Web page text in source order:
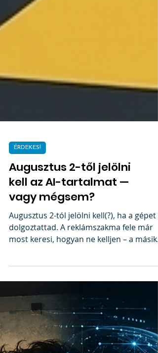
ÉRDEKES!
Augusztus 2-től jelölni
kell az AI-tartalmat —
vagy mégsem?
Augusztus 2-tól jelölni kell(?), ha a gépet
most keresi, hogyan ne kelljen – a másik
rendelet, mit kell ténylegesen feltüntetni,
és hol vannak benne azok a kiskapuk,
amiken a kreatív szakma kényelmesen
kifér. Plusz a csavar: a mentességet, amit
gépi tartalomgyárak ellen találtak ki, pont